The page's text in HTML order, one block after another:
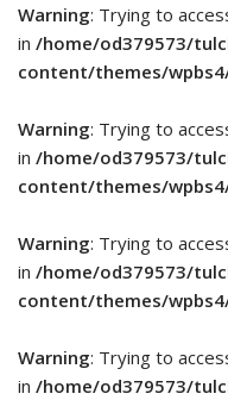
Warning: Trying to
in /home/od379573/
content/themes/
Warning: Trying to
in /home/od379573/
content/themes/
Warning: Trying to
in /home/od379573/
content/themes/
Warning: Trying to
in /home/od379573/